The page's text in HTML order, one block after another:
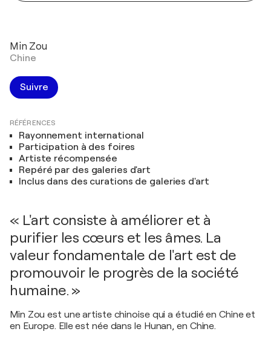
Min Zou
Chine
Suivre
RÉFÉRENCES
Rayonnement international
Participation à des foires
Artiste récompensée
Repéré par des galeries d'art
Inclus dans des curations de galeries d'art
« L'art consiste à améliorer et à
purifier les cœurs et les âmes. La
valeur fondamentale de l'art est de
promouvoir le progrès de la société
humaine. »
Min Zou est une artiste chinoise qui a étudié en Chine et
en Europe. Elle est née dans le Hunan, en Chine.